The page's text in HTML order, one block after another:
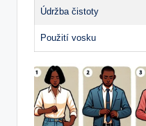
Údržba čistoty
Použití vosku